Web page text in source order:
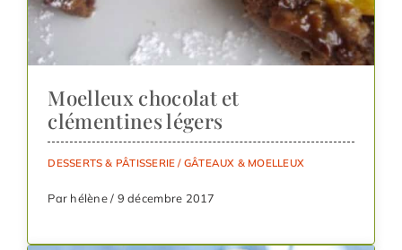
Moelleux chocolat et
clémentines légers
DESSERTS & PÂTISSERIE / GÂTEAUX & MOELLEUX
Par hélène / 9 décembre 2017